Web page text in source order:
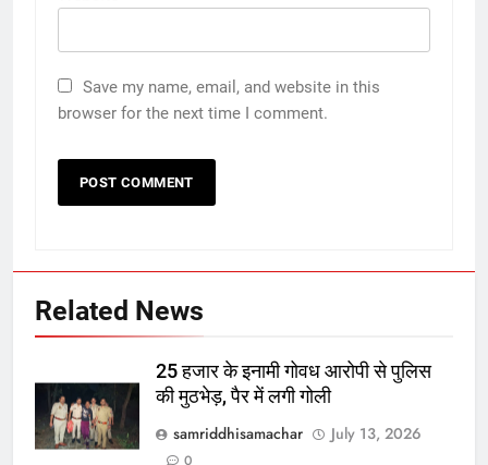
Save my name, email, and website in this
browser for the next time I comment.
Related News
25 हजार के इनामी गोवध आरोपी से पुलिस
की मुठभेड़, पैर में लगी गोली
samriddhisamachar
July 13, 2026
0